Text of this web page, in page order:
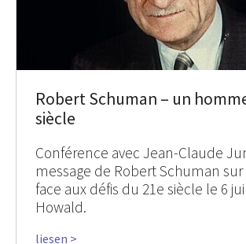
Robert Schuman – un
siècle
Conférence avec Jean-Claude
message de Robert Schuman sur
face aux défis du 21e siècle le 6
Howald.
liesen >